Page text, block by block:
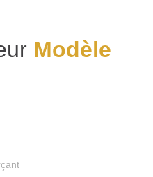
Modèle